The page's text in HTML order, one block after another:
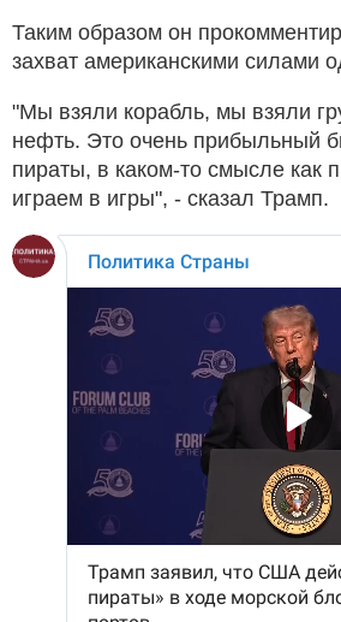
Таким образом он
захват американскими силами
"Мы взяли корабль, мы взяли
нефть. Это очень прибыльный
пираты, в каком-то смысле как
играем в игры", - сказал Трамп.